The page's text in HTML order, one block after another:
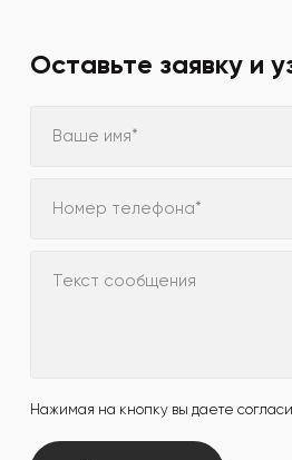
Оставьте заявку и
Ваше имя*
Номер телефона*
Текст сообщения
Нажимая на кнопку вы даете